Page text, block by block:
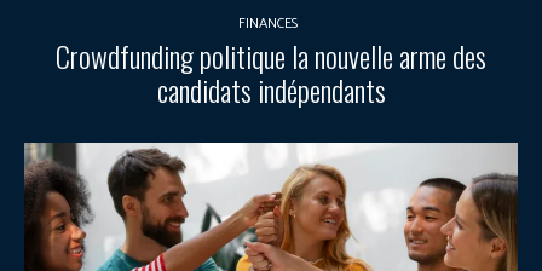
FINANCES
Crowdfunding politique la nouvelle arme des
candidats indépendants